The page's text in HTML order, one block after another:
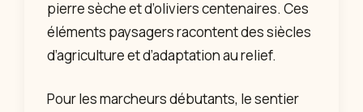
pierre sèche et d’oliviers centenaires. Ces
éléments paysagers racontent des siècles
d’agriculture et d’adaptation au relief.
Pour les marcheurs débutants, le sentier